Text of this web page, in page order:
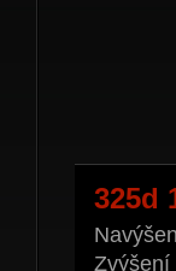
325d
Zvýšení